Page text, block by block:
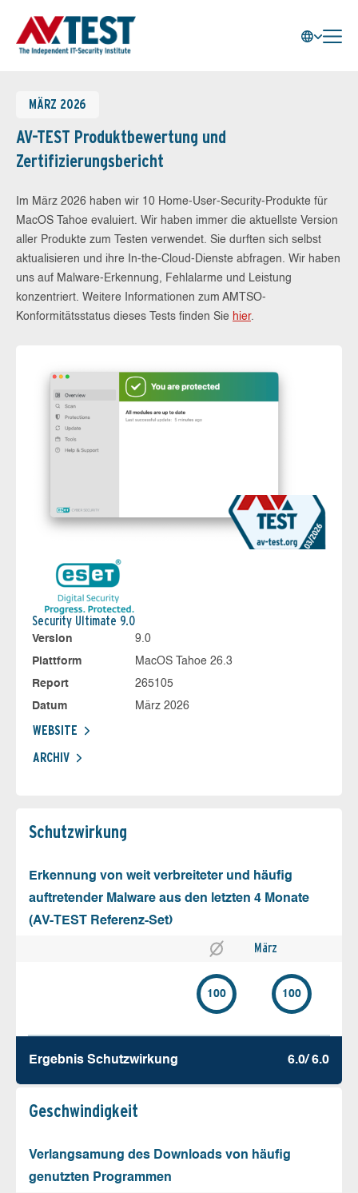
MÄRZ 2026
AV-TEST Produktbewertung und
Zertifizierungsbericht
Im März 2026 haben wir 10 Home-User-Security-Produkte für
MacOS Tahoe evaluiert. Wir haben immer die aktuellste Version
aller Produkte zum Testen verwendet. Sie durften sich selbst
aktualisieren und ihre In-the-Cloud-Dienste abfragen. Wir haben
uns auf Malware-Erkennung, Fehlalarme und Leistung
konzentriert. Weitere Informationen zum AMTSO-
Konformitätsstatus dieses Tests finden Sie hier.
Security Ultimate 9.0
Version
9.0
Plattform
MacOS Tahoe 26.3
Report
265105
Datum
März 2026
WEBSITE
ARCHIV
Schutz­wirkung
Erkennung von weit verbreiteter und häufig
auftretender Malware aus den letzten 4 Monate
(AV-TEST Referenz-Set)
März
100 100
Ergebnis Schutz­wirkung 6.0/ 6.0
Geschw­indigkeit
Verlangsamung des Downloads von häufig
genutzten Programmen